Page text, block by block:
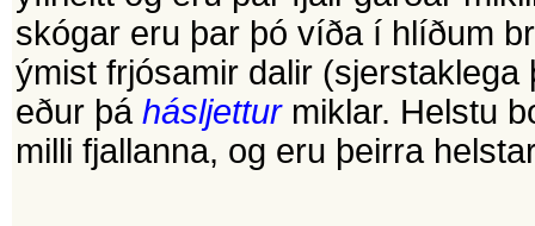
skógar eru þar þó víða í hlíðum
ýmist frjósamir dalir
eður þá hásljetturmiklar. Helstu
milli fjallanna, og eru þeirra